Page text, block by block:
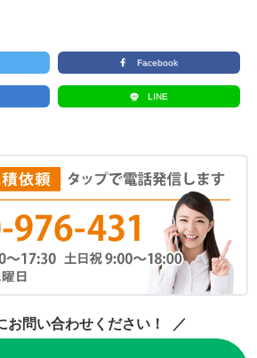
Facebook
LINE
お問い合わせください！